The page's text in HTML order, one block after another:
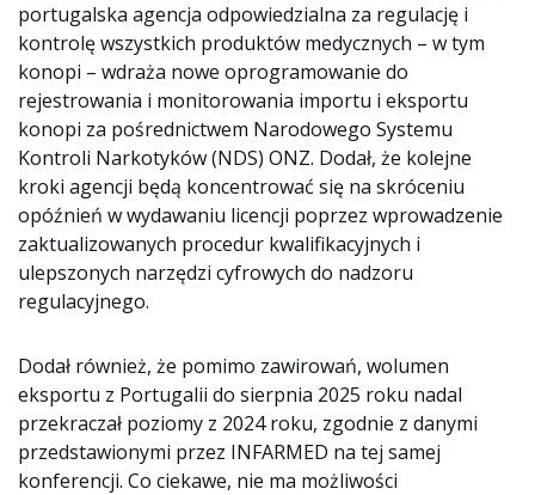
portugalska agencja odpowiedzialna za regulację i
kontrolę wszystkich produktów medycznych – w tym
konopi – wdraża nowe oprogramowanie do
rejestrowania i monitorowania importu i eksportu
konopi za pośrednictwem Narodowego Systemu
Kontroli Narkotyków (NDS) ONZ. Dodał, że kolejne
kroki agencji będą koncentrować się na skróceniu
opóźnień w wydawaniu licencji poprzez wprowadzenie
zaktualizowanych procedur kwalifikacyjnych i
ulepszonych narzędzi cyfrowych do nadzoru
regulacyjnego.
Dodał również, że pomimo zawirowań, wolumen
eksportu z Portugalii do sierpnia 2025 roku nadal
przekraczał poziomy z 2024 roku, zgodnie z danymi
przedstawionymi przez INFARMED na tej samej
konferencji. Co ciekawe, nie ma możliwości